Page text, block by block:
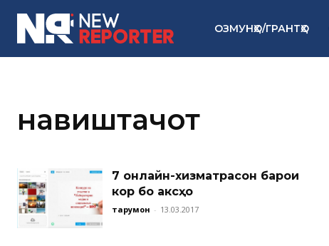
ОЗМУНҲО/ГРАНТҲО
навиштачот
7 онлайн-хизматрасонӣ барои
кор бо аксҳо
тарҷумон - 13.03.2017